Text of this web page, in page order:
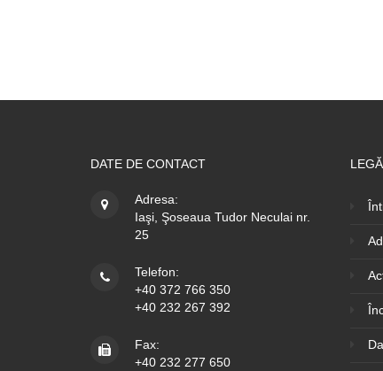
DATE DE CONTACT
Adresa:
Iaşi, Şoseaua Tudor Neculai nr.
25
Telefon:
+40 372 766 350
+40 232 267 392
Fax:
+40 232 277 650